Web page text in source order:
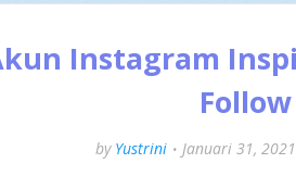
Instagram
Follow
by Yustrini Januari 31, 2021